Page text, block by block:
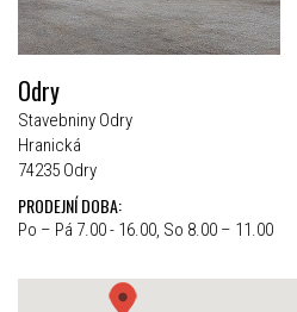
Odry
Stavebniny Odry
Hranická
74235 Odry
PRODEJNÍ DOBA:
Po – Pá 7.00 - 16.00, So 8.00 – 11.00